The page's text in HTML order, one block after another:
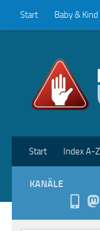
Zum Inhalt springen
Start Baby & Kind
Start Index A-Z
KANÄLE